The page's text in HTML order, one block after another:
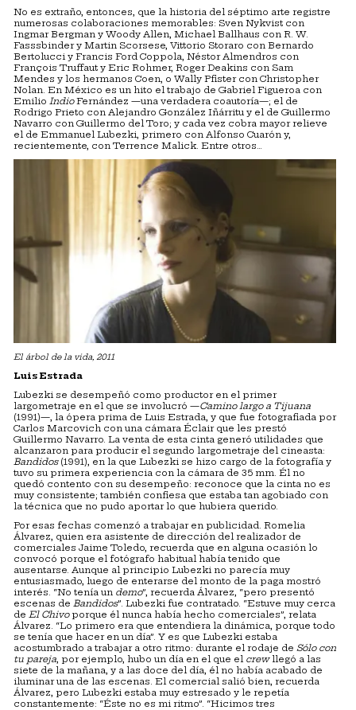
No es extraño, entonces, que la historia del séptimo arte registre
numerosas colaboraciones memorables: Sven Nykvist con
Ingmar Bergman y Woody Allen, Michael Ballhaus con R. W.
Fasssbinder y Martin Scorsese, Vittorio Storaro con Bernardo
Bertolucci y Francis Ford Coppola, Néstor Almendros con
François Truffaut y Eric Rohmer, Roger Deakins con Sam
Mendes y los hermanos Coen, o Wally Pfister con Christopher
Nolan. En México es un hito el trabajo de Gabriel Figueroa con
Emilio IndioFernández —una verdadera coautoría—; el de
Rodrigo Prieto con Alejandro González Iñárritu y el de Guillermo
Navarro con Guillermo del Toro; y cada vez cobra mayor relieve
el de Emmanuel Lubezki, primero con Alfonso Cuarón y,
recientemente, con Terrence Malick. Entre otros…
El árbol de la vida, 2011
Luis Estrada
Lubezki se desempeñó como productor en el primer
largometraje en el que se involucró —Camino largo a Tijuana
(1991)—, la ópera prima de Luis Estrada, y que fue fotografiada por
Carlos Marcovich con una cámara Éclair que les prestó
Guillermo Navarro. La venta de esta cinta generó utilidades que
alcanzaron para producir el segundo largometraje del cineasta:
Bandidos(1991), en la que Lubezki se hizo cargo de la fotografía y
tuvo su primera experiencia con la cámara de 35 mm. Él no
quedó contento con su desempeño: reconoce que la cinta no es
muy consistente; también confiesa que estaba tan agobiado con
la técnica que no pudo aportar lo que hubiera querido.
Por esas fechas comenzó a trabajar en publicidad. Romelia
Álvarez, quien era asistente de dirección del realizador de
comerciales Jaime Toledo, recuerda que en alguna ocasión lo
convocó porque el fotógrafo habitual había tenido que
ausentarse. Aunque al principio Lubezki no parecía muy
entusiasmado, luego de enterarse del monto de la paga mostró
interés. “No tenía un demo”, recuerda Álvarez, “pero presentó
escenas de Bandidos”. Lubezki fue contratado. “Estuve muy cerca
de El Chivoporque él nunca había hecho comerciales”, relata
Álvarez. “Lo primero era que entendiera la dinámica, porque todo
se tenía que hacer en un día”. Y es que Lubezki estaba
acostumbrado a trabajar a otro ritmo: durante el rodaje de Sólo con
tu pareja, por ejemplo, hubo un día en el que el crewllegó a las
siete de la mañana, y a las doce del día, él no había acabado de
iluminar una de las escenas. El comercial salió bien, recuerda
Álvarez, pero Lubezki estaba muy estresado y le repetía
constantemente: “Éste no es mi ritmo”. “Hicimos tres